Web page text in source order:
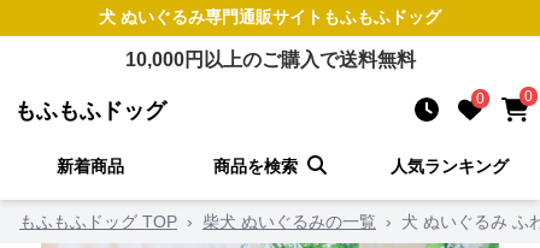
犬 ぬいぐるみ専門通販サイト もふもふドッグ
10,000円以上のご購入で送料無料
もふもふドッグ 0 0
新着商品 商品を検索 人気ランキング
もふもふドッグ TOP › 柴犬 ぬいぐるみの一覧 › 犬 ぬいぐるみ ふ